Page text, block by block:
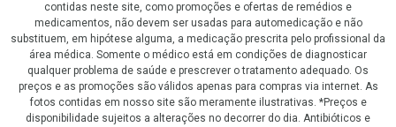
contidas neste site, como promoções e ofertas de remédios e
medicamentos, não devem ser usadas para automedicação e não
substituem, em hipótese alguma, a medicação prescrita pelo profissional da
área médica. Somente o médico está em condições de diagnosticar
qualquer problema de saúde e prescrever o tratamento adequado. Os
preços e as promoções são válidos apenas para compras via internet. As
fotos contidas em nosso site são meramente ilustrativas. *Preços e
disponibilidade sujeitos a alterações no decorrer do dia. Antibióticos e